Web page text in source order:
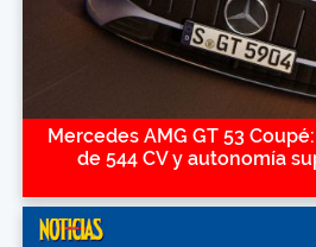
Mercedes AMG GT 53
de 544 CV y autonomía